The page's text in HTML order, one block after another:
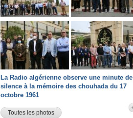
La Radio algérienne observe une minute de
silence à la mémoire des chouhada du 17
octobre 1961
Toutes les photos